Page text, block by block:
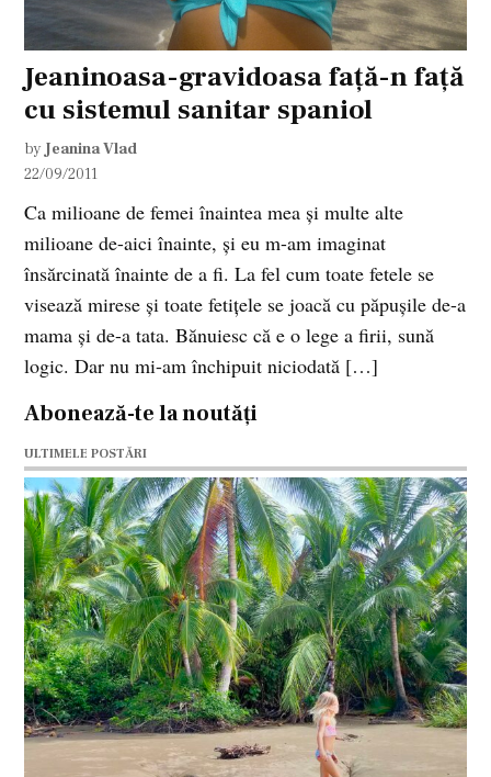
Jeaninoasa-gravidoasa față-n față
cu sistemul sanitar spaniol
by Jeanina Vlad
22/09/2011
Ca milioane de femei înaintea mea și multe alte
milioane de-aici înainte, și eu m-am imaginat
însărcinată înainte de a fi. La fel cum toate fetele se
visează mirese și toate fetițele se joacă cu păpușile de-a
mama și de-a tata. Bănuiesc că e o lege a firii, sună
logic. Dar nu mi-am închipuit niciodată […]
Abonează-te la noutăți
ULTIMELE POSTĂRI